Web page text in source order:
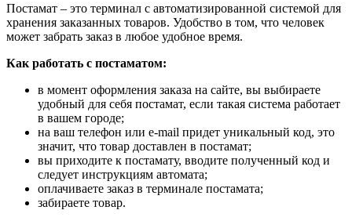
Постамат – это терминал с автоматизированной системой для
хранения заказанных товаров. Удобство в том, что человек
может забрать заказ в любое удобное время.
Как работать с постаматом:
в момент оформления заказа на сайте, вы выбираете
удобный для себя постамат, если такая система работает
в вашем городе;
на ваш телефон или e-mail придет уникальный код, это
значит, что товар доставлен в постамат;
вы приходите к постамату, вводите полученный код и
следует инструкциям автомата;
оплачиваете заказ в терминале постамата;
забираете товар.